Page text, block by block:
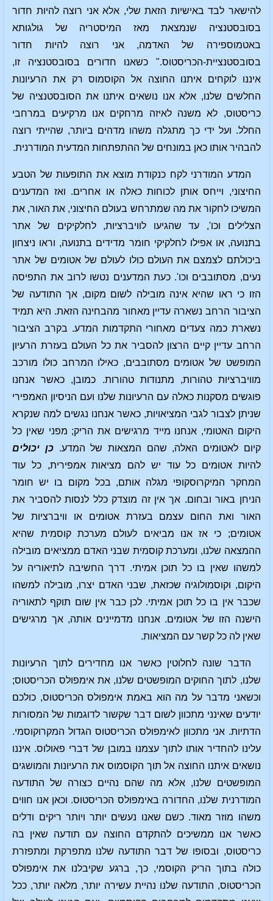
להישאר לבד באישיות הזאת שלי, אלא אני רוצה להיות חדור
בסובסטנציה שנמצאת מאז המיסטריה של גולגותא
באטמוספירה של האדמה, אני רוצה להיות חדור
בסובסטנציית-הכריסטוס." כשאנו חדורים בסובסטנציה זו,
איננו לוקחים איתנו החוצה אל הקוסמוס רק את הרעיונות
החלשים שלנו, אלא אנו נושאים איתנו את הסובסטנציה של
כריסטוס, לא משנה לאיזה מרחקים אנו מרקיעים במרחבי
החלל. ועל ידי כך מתגלה משהו מדהים ביותר, שהייתי רוצה
להבהיר אותו כאן במונחים של ההתפתחות המדעית המודרנית.
המדע המודרני לקח כנקודת מוצא את התופעות של הטבע
החיצוני, וייחס אותן לכוחות כאלה או אחרים. ואז המדענים
המשיכו לחקור את מה שמתרחש בעולם החיצוני, את האור, את
הצלילים וכו', עד שהגיעו לוויברציות, לחלקיקים של אתר
בתנועה, או אפילו לחלקיקי חומר מדידים בתנועה, וראו ניצחון
ביכולתם לצמצם את העולם כולו לעולם של אטומים של אתר
נעים, מסתובבים וכו'. כעת המדענים נטשו לרוב את התפיסה
הזו כי ראו שהיא אינה מובילה לשום מקום, אך התודעה של
הציבור הרחב נשארה עדיין מאחור מהבחינה הזאת. היא תמיד
נשארת כמה צעדים מאחורי התקדמות המדע. בקרב הציבור
הרחב עדיין קיים הרצון להסביר את כל העולם בעזרת הרעיון
המופשט של אטומים מסתובבים, כאילו המרחב כולו מורכב
מוויברציות טהורות, מתנודות טהורות. כמובן, כאשר אנחנו
פוגשים מסקנות כאלה עם הרעיונות שלנו ועם הניסיון האמפירי
שניתן לצבור לגבי המציאויות, כאשר אנחנו נגשים למה שנקרא
היקום האטומי, אנחנו מייד מרגישים את הריק; מפני שאין כל
קיום לאטומים האלה, שהם המצאות של המדע. כן יכולים
להיות אטומים כל עוד יש להם מציאות אמפירית, כל עוד
המחקר המיקרוסקופי מגלה אותם, בכל מקום בו יש חומר
הניחן באור ובחום. אך אין זה מוצדק כלל לנסות להסביר את
האור ואת החום עצמם בעזרת אטומים או וויברציות של
אטומים; כי אז אנו מביאים לעולם מערכת קוסמית שהיא
ההמצאה שלנו, ומערכת קוסמית שבני האדם ממציאים מובילה
למשהו שאין בו כל תוכן אמיתי. דרך החשיבה לתיאוריה על
היקום, וקוסמולוגיה שכזאת, שבני האדם יצרו, מובילה למשהו
שכבר אין בו כל תוכן אמיתי. לכן כבר אין שום תוקף לתאוריה
הישנה הזו של אטומים. אנחנו מדמיינים אותה, אך מרגישים
שאין לה כל קשר עם המציאות.
הדבר שונה לחלוטין כאשר אנו מחדירים לתוך הרעיונות
שלנו, לתוך החוקים המופשטים שלנו, את אימפולס הכריסטוס;
וכשאני מדבר על מה הוא באמת אימפולס הכריסטוס, כולכם
יודעים שאינני מתכוון לשום דבר שקשור לדוגמות של המסורות
הדתיות. אני מתכוון לאימפולס הכריסטוס הגדול המקרוקוסמי.
עלינו להחדיר אותו לתוך עצמנו במובן של דברי פאולוס. איננו
נושאים איתנו החוצה אל תוך הקוסמוס את הרעיונות והמושגים
המופשטים שלנו, אלא מה שהם נהיים כצורה של התודעה
המודרנית שלנו, החדורה באימפולס הכריסטוס. וכאן אנו חווים
משהו מוזר מאוד. כשם שאנו נעשים יותר ויותר ריקים ודלים
כאשר אנו ממשיכים להתקדם החוצה עם תודעה שאין בה
כריסטוס, ובסופו של דבר התודעה שלנו מתפרקת ומתפזרת
כולה בתוך הריק הקוסמי, כך, ברגע שקיבלנו את אימפולס
הכריסטוס, התודעה שלנו נהיית עשירה יותר, מלאה יותר, ככל